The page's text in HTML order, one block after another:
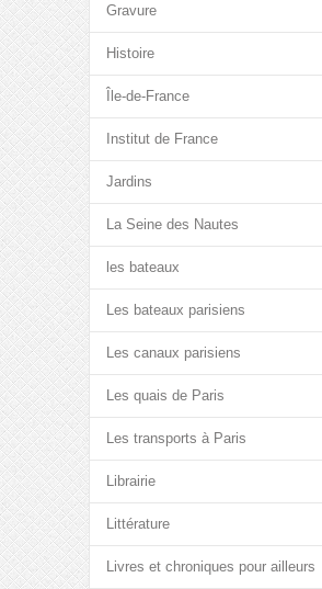
Gravure
Histoire
Île-de-France
Institut de France
Jardins
La Seine des Nautes
les bateaux
Les bateaux parisiens
Les canaux parisiens
Les quais de Paris
Les transports à Paris
Librairie
Littérature
Livres et chroniques pour ailleurs